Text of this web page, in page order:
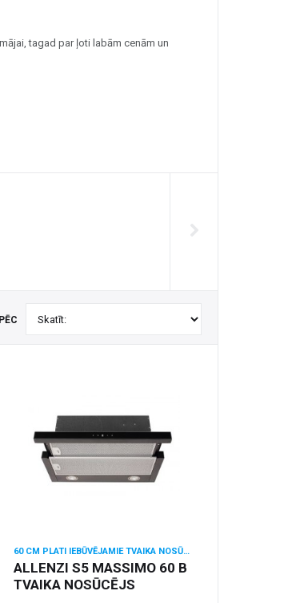
tagad par ļoti labām cenām un
60 CM PLATI IEBŪVĒJAMIE TVAIKA NOSŪCĒJI
ALLENZI S5 MASSIMO 60 B
TVAIKA NOSŪCĒJS